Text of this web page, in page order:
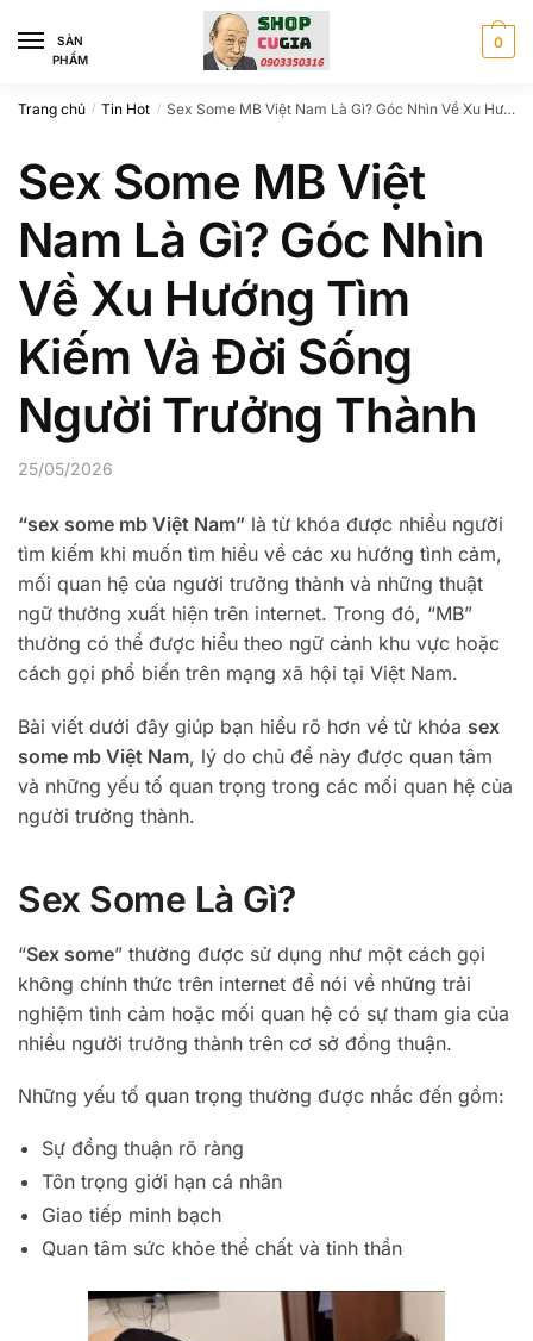
navigation
content
SÀN
PHẨM
0
Trang chủ / Tin Hot / Sex Some MB Việt Nam Là Gì? Góc Nhìn Về Xu Hướng Tìm Kiếm Và Đời Sống Người Trưởng Thành
Sex Some MB Việt
Nam Là Gì? Góc Nhìn
Về Xu Hướng Tìm
Kiếm Và Đời Sống
Người Trưởng Thành
25/05/2026
“sex some mb Việt Nam” là từ khóa được nhiều người
tìm kiếm khi muốn tìm hiểu về các xu hướng tình cảm,
mối quan hệ của người trưởng thành và những thuật
ngữ thường xuất hiện trên internet. Trong đó, “MB”
thường có thể được hiểu theo ngữ cảnh khu vực hoặc
cách gọi phổ biến trên mạng xã hội tại Việt Nam.
Bài viết dưới đây giúp bạn hiểu rõ hơn về từ khóa sex
some mb Việt Nam, lý do chủ đề này được quan tâm
và những yếu tố quan trọng trong các mối quan hệ của
người trưởng thành.
Sex Some Là Gì?
“Sex some” thường được sử dụng như một cách gọi
không chính thức trên internet để nói về những trải
nghiệm tình cảm hoặc mối quan hệ có sự tham gia của
nhiều người trưởng thành trên cơ sở đồng thuận.
Những yếu tố quan trọng thường được nhắc đến gồm:
Sự đồng thuận rõ ràng
Tôn trọng giới hạn cá nhân
Giao tiếp minh bạch
Quan tâm sức khỏe thể chất và tinh thần